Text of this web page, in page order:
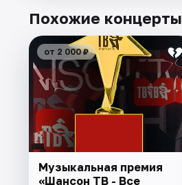
Похожие концерты
от 2 000 ₽
Музыкальная премия
«Шансон ТВ - Все